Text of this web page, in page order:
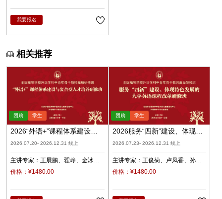
我要报名
相关推荐
2026“外语+”课程体系建设与
复合型人才培养（录播）
2026.07.20- 2026.12.31 线上
主讲专家：王展鹏 翟峥
金冰
张清
杨天娲
价格：¥1480.00
2026服务“四新”建设、体现特
色发展的大学英语课程改革
2026.07.23- 2026.12.31 线上
主讲专家： 王俊菊 卢凤香
孙
瑜
柳睿
价格：¥1480.00